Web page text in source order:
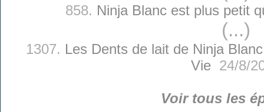
858. Ninja Blanc est plus petit
(...)
1307. Les Dents de lait de Ninja
Vie24/8/
Voir tous les